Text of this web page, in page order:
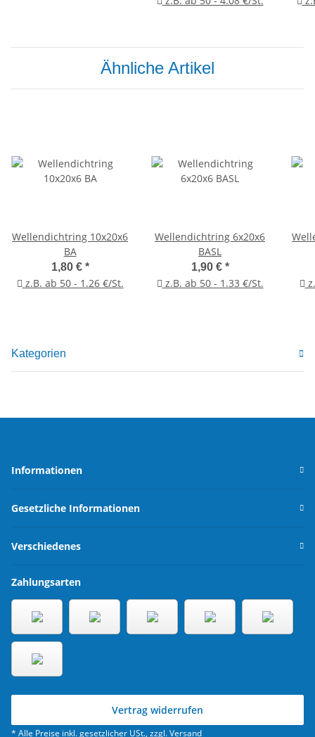
Ähnliche Artikel
Wellendichtring 10x20x6
BA
1,80 € *
z.B. ab 50 - 1.26 €/St.
Wellendichtring 6x20x6
BASL
1,90 € *
z.B. ab 50 - 1.33 €/St.
Kategorien
Informationen
Gesetzliche Informationen
Verschiedenes
Zahlungsarten
Vertrag widerrufen
* Alle Preise inkl. gesetzlicher USt., zzgl.Versand